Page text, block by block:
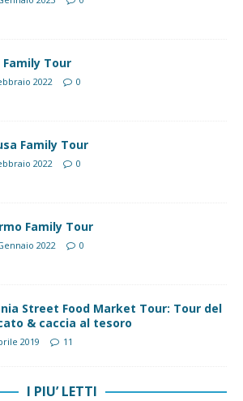
Family Tour
2022 0
Family Tour
2022 0
Family Tour
2022 0
Street Food Market Tour: Tour del
& caccia al tesoro
2019 11
I PIU’ LETTI